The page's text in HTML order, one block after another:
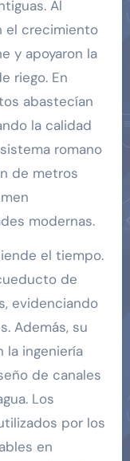
Al
el crecimiento
y apoyaron la
riego. En
abastecían
la calidad
romano
de metros
modernas.
el tiempo.
de
evidenciando
Además, su
la ingeniería
de canales
Los
por los
en